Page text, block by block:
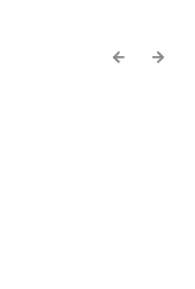
Previous
Next